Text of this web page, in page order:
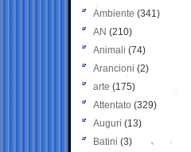
Ambiente (341)
AN (210)
Animali (74)
Arancioni (2)
arte (175)
Attentato (329)
Auguri (13)
Batini (3)